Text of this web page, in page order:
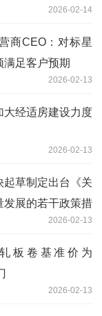
2026-02-14
商CEO：对标星
足客户预期
2026-02-13
大经适房建设力度
2026-02-13
草制定出台《关
发展的若干政策措
2026-02-13
板卷基准价为
2026-02-13